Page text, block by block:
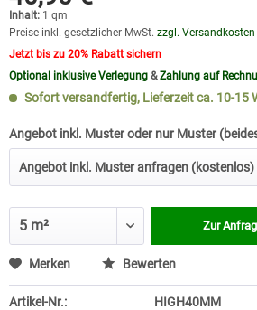
Inhalt: 1 qm
Preise inkl. gesetzlicher MwSt. zzgl. Versandkosten
Jetzt bis zu 20% Rabatt sichern
Optional inklusive Verlegung &Zahlung auf
Sofort versandfertig, Lieferzeit ca. 10-15
Angebot inkl. Muster oder nur Muster
Zur
Merken Bewerten
Artikel-Nr.:
HIGH40MM